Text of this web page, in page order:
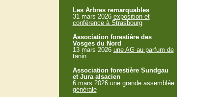
Les Arbres remarquables
31 mars 2026 exposition et
conférence à Strasbourg
Association forestière des
Vosges du Nord
13 mars 2026 une AG au parfum de
tanin
Association forestière Sundgau
et Jura alsacien
6 mars 2026 une grande assemblée
générale